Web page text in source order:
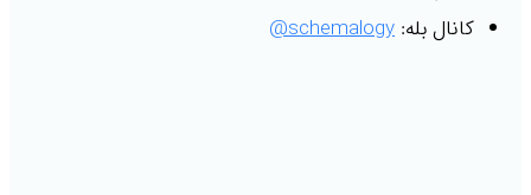
کانال بله: schemalogy@